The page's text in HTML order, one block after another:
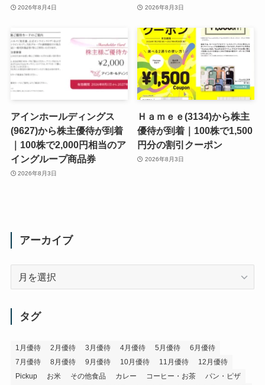
2026年8月4日 2026年8月3日
アインホールディングス
(9627)から株主優待が到着
｜100株で2,000円相当のア
イングループ商品券
2026年8月3日
Ｈａｍｅｅ(3134)から株主
優待が到着｜100株で1,500
円分の割引クーポン
2026年8月3日
アーカイブ
タグ
1月優待 2月優待 3月優待 4月優待 5月優待
6月優待
7月優待
8月優待 9月優待 10月優待 11月優待
12月優待
Pickup
お米 その他食品 カレー コーヒー・お茶
パン・ピザ